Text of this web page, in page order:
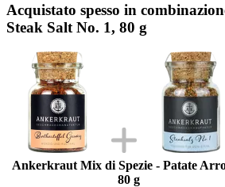
Acquistato spesso in
Steak Salt No. 1, 80 g
Ankerkraut Mix di Spezie - Patate
80 g